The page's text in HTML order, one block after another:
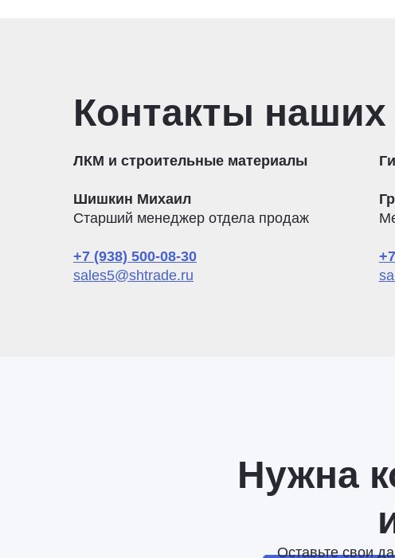
Контакты
ЛКМ и строительные материалы
Шишкин Михаил
Старший менеджер отдела продаж
+7 (938) 500-08-30
sales5@shtrade.ru
Нужна
Оставьте свои